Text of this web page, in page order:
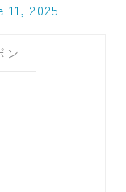
11, 2025
ン